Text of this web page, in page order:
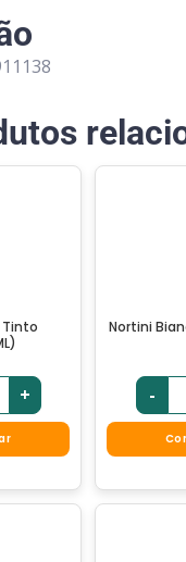
+
Nortini
-